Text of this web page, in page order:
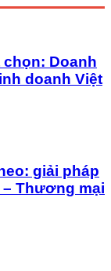
Doanh
doanh Việt
giải pháp
– Thương mại